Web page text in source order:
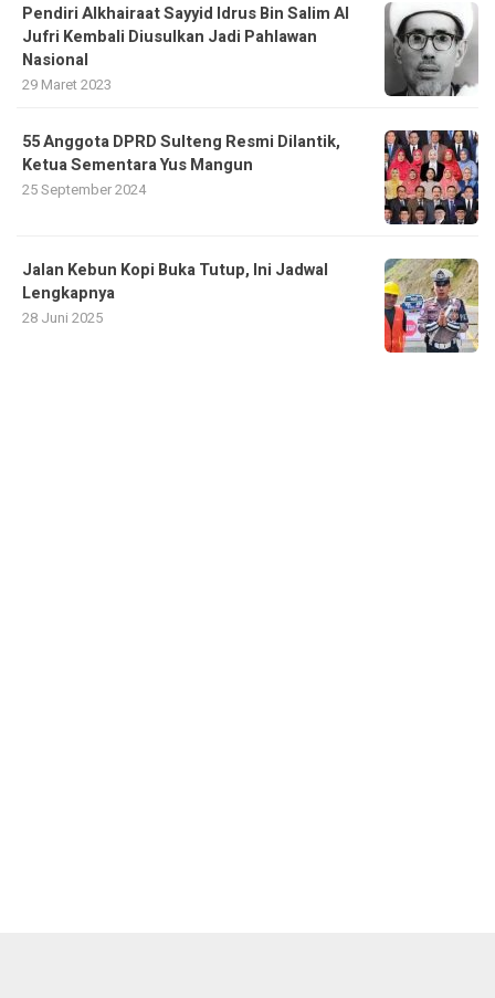
Pendiri Alkhairaat Sayyid Idrus Bin Salim Al
Jufri Kembali Diusulkan Jadi Pahlawan
Nasional
29 Maret 2023
55 Anggota DPRD Sulteng Resmi Dilantik,
Ketua Sementara Yus Mangun
25 September 2024
Jalan Kebun Kopi Buka Tutup, Ini Jadwal
Lengkapnya
28 Juni 2025